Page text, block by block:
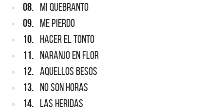
08. MI QUEBRANTO
09. ME PIERDO
10. HACER EL TONTO
11. NARANJO EN FLOR
12. AQUELLOS BESOS
13. NO SON HORAS
14. LAS HERIDAS